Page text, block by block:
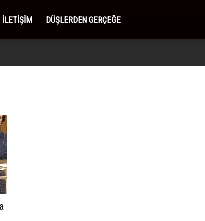
İLETIŞIM DÜŞLERDEN GERÇEĞE